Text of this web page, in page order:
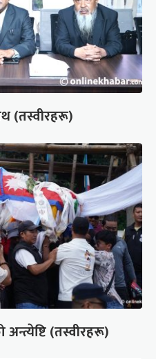
(तस्वीरहरू)
(तस्वीरहरू)